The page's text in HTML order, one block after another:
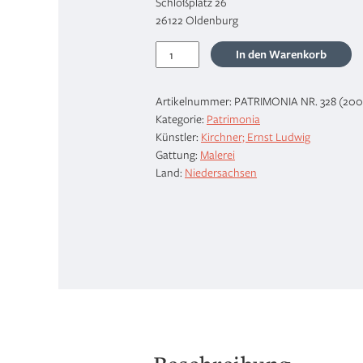
26122 Oldenburg
mit
1918
Menge
In den Warenkorb
Artikelnummer: PATRIMONIA NR. 328
Kategorie: Patrimonia
Künstler: Kirchner; Ernst Ludwig
Gattung: Malerei
Land: Niedersachsen